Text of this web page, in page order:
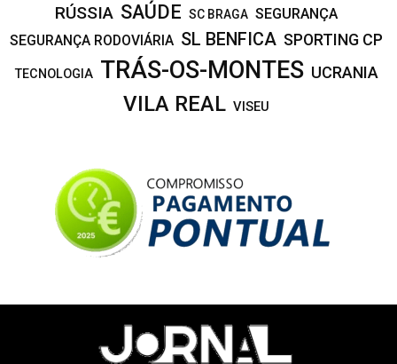
RÚSSIA SAÚDE SC BRAGA SEGURANÇA
SEGURANÇA RODOVIÁRIA SL BENFICA SPORTING CP
TECNOLOGIA TRÁS-OS-MONTES UCRANIA
VILA REAL VISEU